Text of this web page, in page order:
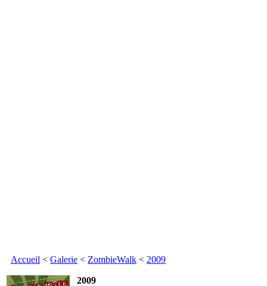
Accueil < Galerie < ZombieWalk < 2009
2009